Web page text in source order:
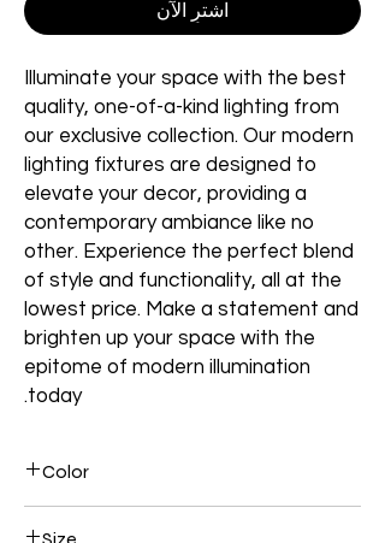
اشترِ الآن
Illuminate your space with the best
quality, one-of-a-kind lighting from
our exclusive collection. Our modern
lighting fixtures are designed to
elevate your decor, providing a
contemporary ambiance like no
other. Experience the perfect blend
of style and functionality, all at the
lowest price. Make a statement and
brighten up your space with the
epitome of modern illumination
today.
Color